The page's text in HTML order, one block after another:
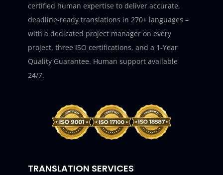
certified human expertise to deliver accurate,
deadline-ready translations in 270+ languages –
with a dedicated project manager on every
project, three ISO certifications, and a 1-Year
Quality Guarantee. Human support available
24/7.
TRANSLATION SERVICES